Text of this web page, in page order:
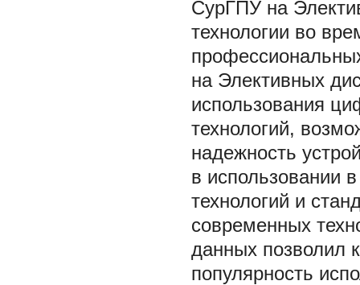
СурГПУ на
технологии во
на Элективных
использования
технологий,
надежность
в использовании
технологий и
современных
данных позволил
популярность